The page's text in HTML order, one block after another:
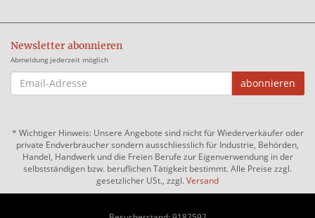
Newsletter abonnieren
Abmeldung jederzeit möglich
EMAIL-
ADRESSE
abonnieren
* Wichtiger Hinweis: Unsere Angebote sind nicht für Wiederverkäufer oder
private Endverbraucher sondern ausschliesslich für Industrie, Behörden,
Handel, Handwerk und die Freien Berufe zur Eigenverwendung in der
selbstständigen bzw. beruflichen Tätigkeit bestimmt. Alle Preise zzgl.
gesetzlicher USt., zzgl.Versand